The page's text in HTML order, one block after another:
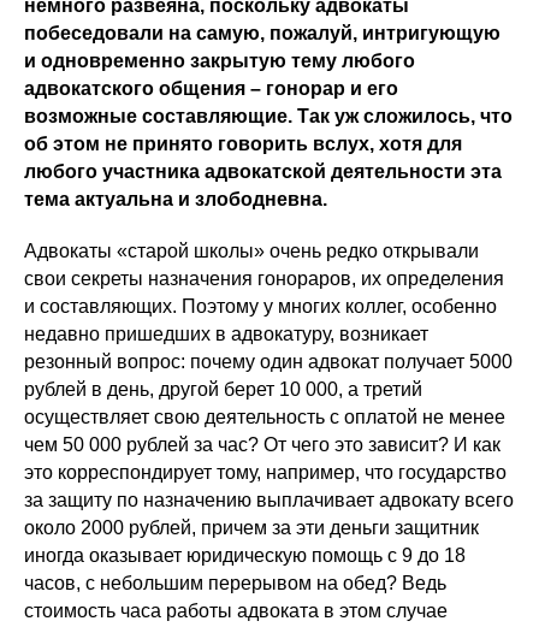
немного развеяна, поскольку адвокаты
побеседовали на самую, пожалуй, интригующую
и одновременно закрытую тему любого
адвокатского общения – гонорар и его
возможные составляющие. Так уж сложилось, что
об этом не принято говорить вслух, хотя для
любого участника адвокатской деятельности эта
тема актуальна и злободневна.
Адвокаты «старой школы» очень редко открывали
свои секреты назначения гонораров, их определения
и составляющих. Поэтому у многих коллег, особенно
недавно пришедших в адвокатуру, возникает
резонный вопрос: почему один адвокат получает 5000
рублей в день, другой берет 10 000, а третий
осуществляет свою деятельность с оплатой не менее
чем 50 000 рублей за час? От чего это зависит? И как
это корреспондирует тому, например, что государство
за защиту по назначению выплачивает адвокату всего
около 2000 рублей, причем за эти деньги защитник
иногда оказывает юридическую помощь с 9 до 18
часов, с небольшим перерывом на обед? Ведь
стоимость часа работы адвоката в этом случае